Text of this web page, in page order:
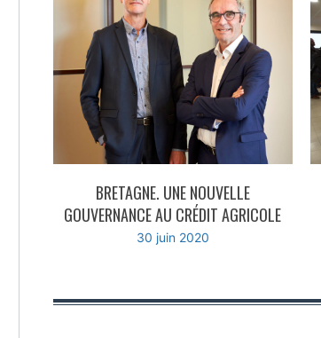
BRETAGNE. UNE NOUVELLE
GOUVERNANCE AU CRÉDIT AGRICOLE
30 juin 2020